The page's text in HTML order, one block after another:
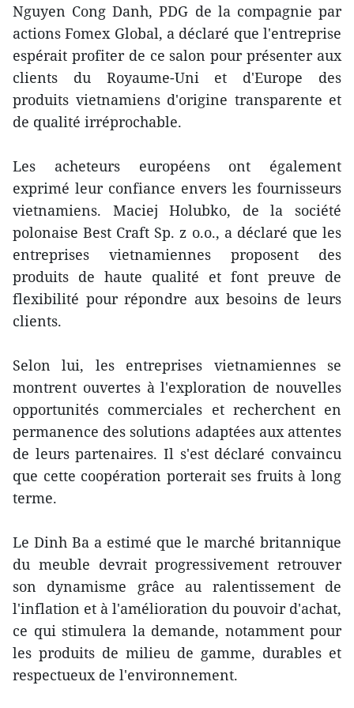
Nguyen Cong Danh, PDG de la compagnie par
actions Fomex Global, a déclaré que l'entreprise
espérait profiter de ce salon pour présenter aux
clients du Royaume-Uni et d'Europe des
produits vietnamiens d'origine transparente et
de qualité irréprochable.
Les acheteurs européens ont également
exprimé leur confiance envers les fournisseurs
vietnamiens. Maciej Holubko, de la société
polonaise Best Craft Sp. z o.o., a déclaré que les
entreprises vietnamiennes proposent des
produits de haute qualité et font preuve de
flexibilité pour répondre aux besoins de leurs
clients.
Selon lui, les entreprises vietnamiennes se
montrent ouvertes à l'exploration de nouvelles
opportunités commerciales et recherchent en
permanence des solutions adaptées aux attentes
de leurs partenaires. Il s'est déclaré convaincu
que cette coopération porterait ses fruits à long
terme.
Le Dinh Ba a estimé que le marché britannique
du meuble devrait progressivement retrouver
son dynamisme grâce au ralentissement de
l'inflation et à l'amélioration du pouvoir d'achat,
ce qui stimulera la demande, notamment pour
les produits de milieu de gamme, durables et
respectueux de l'environnement.